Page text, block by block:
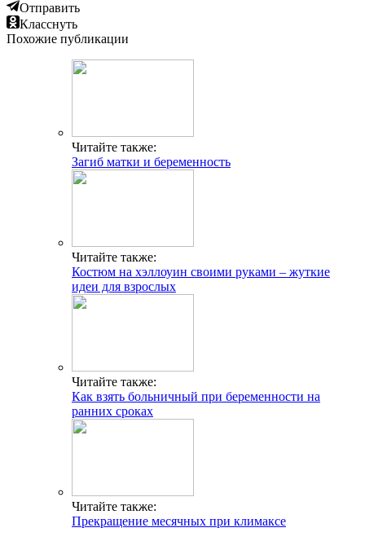
Отправить
Класснуть
Похожие публикации
Читайте также:
Загиб матки и беременность
Читайте также:
Костюм на хэллоуин своими руками – жуткие
идеи для взрослых
Читайте также:
Как взять больничный при беременности на
ранних сроках
Читайте также:
Прекращение месячных при климаксе